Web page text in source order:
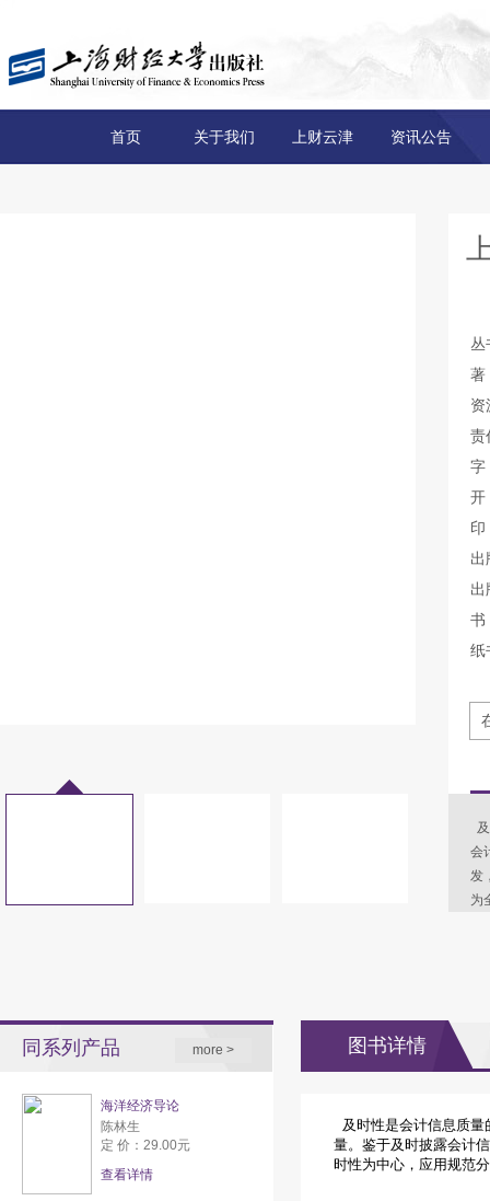
首页 关于我们 上财云津 资讯公告
丛
著
资
责
出
出
纸
会
发
为
同系列产品 more >
海洋经济导论
陈林生
定 价：29.00元
查看详情
图书详情
及时性是会计信息质量
量。鉴于及时披露会计
时性为中心，应用规范